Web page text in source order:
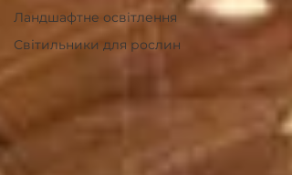
Ландшафтне освітлення
Світильники для рослин